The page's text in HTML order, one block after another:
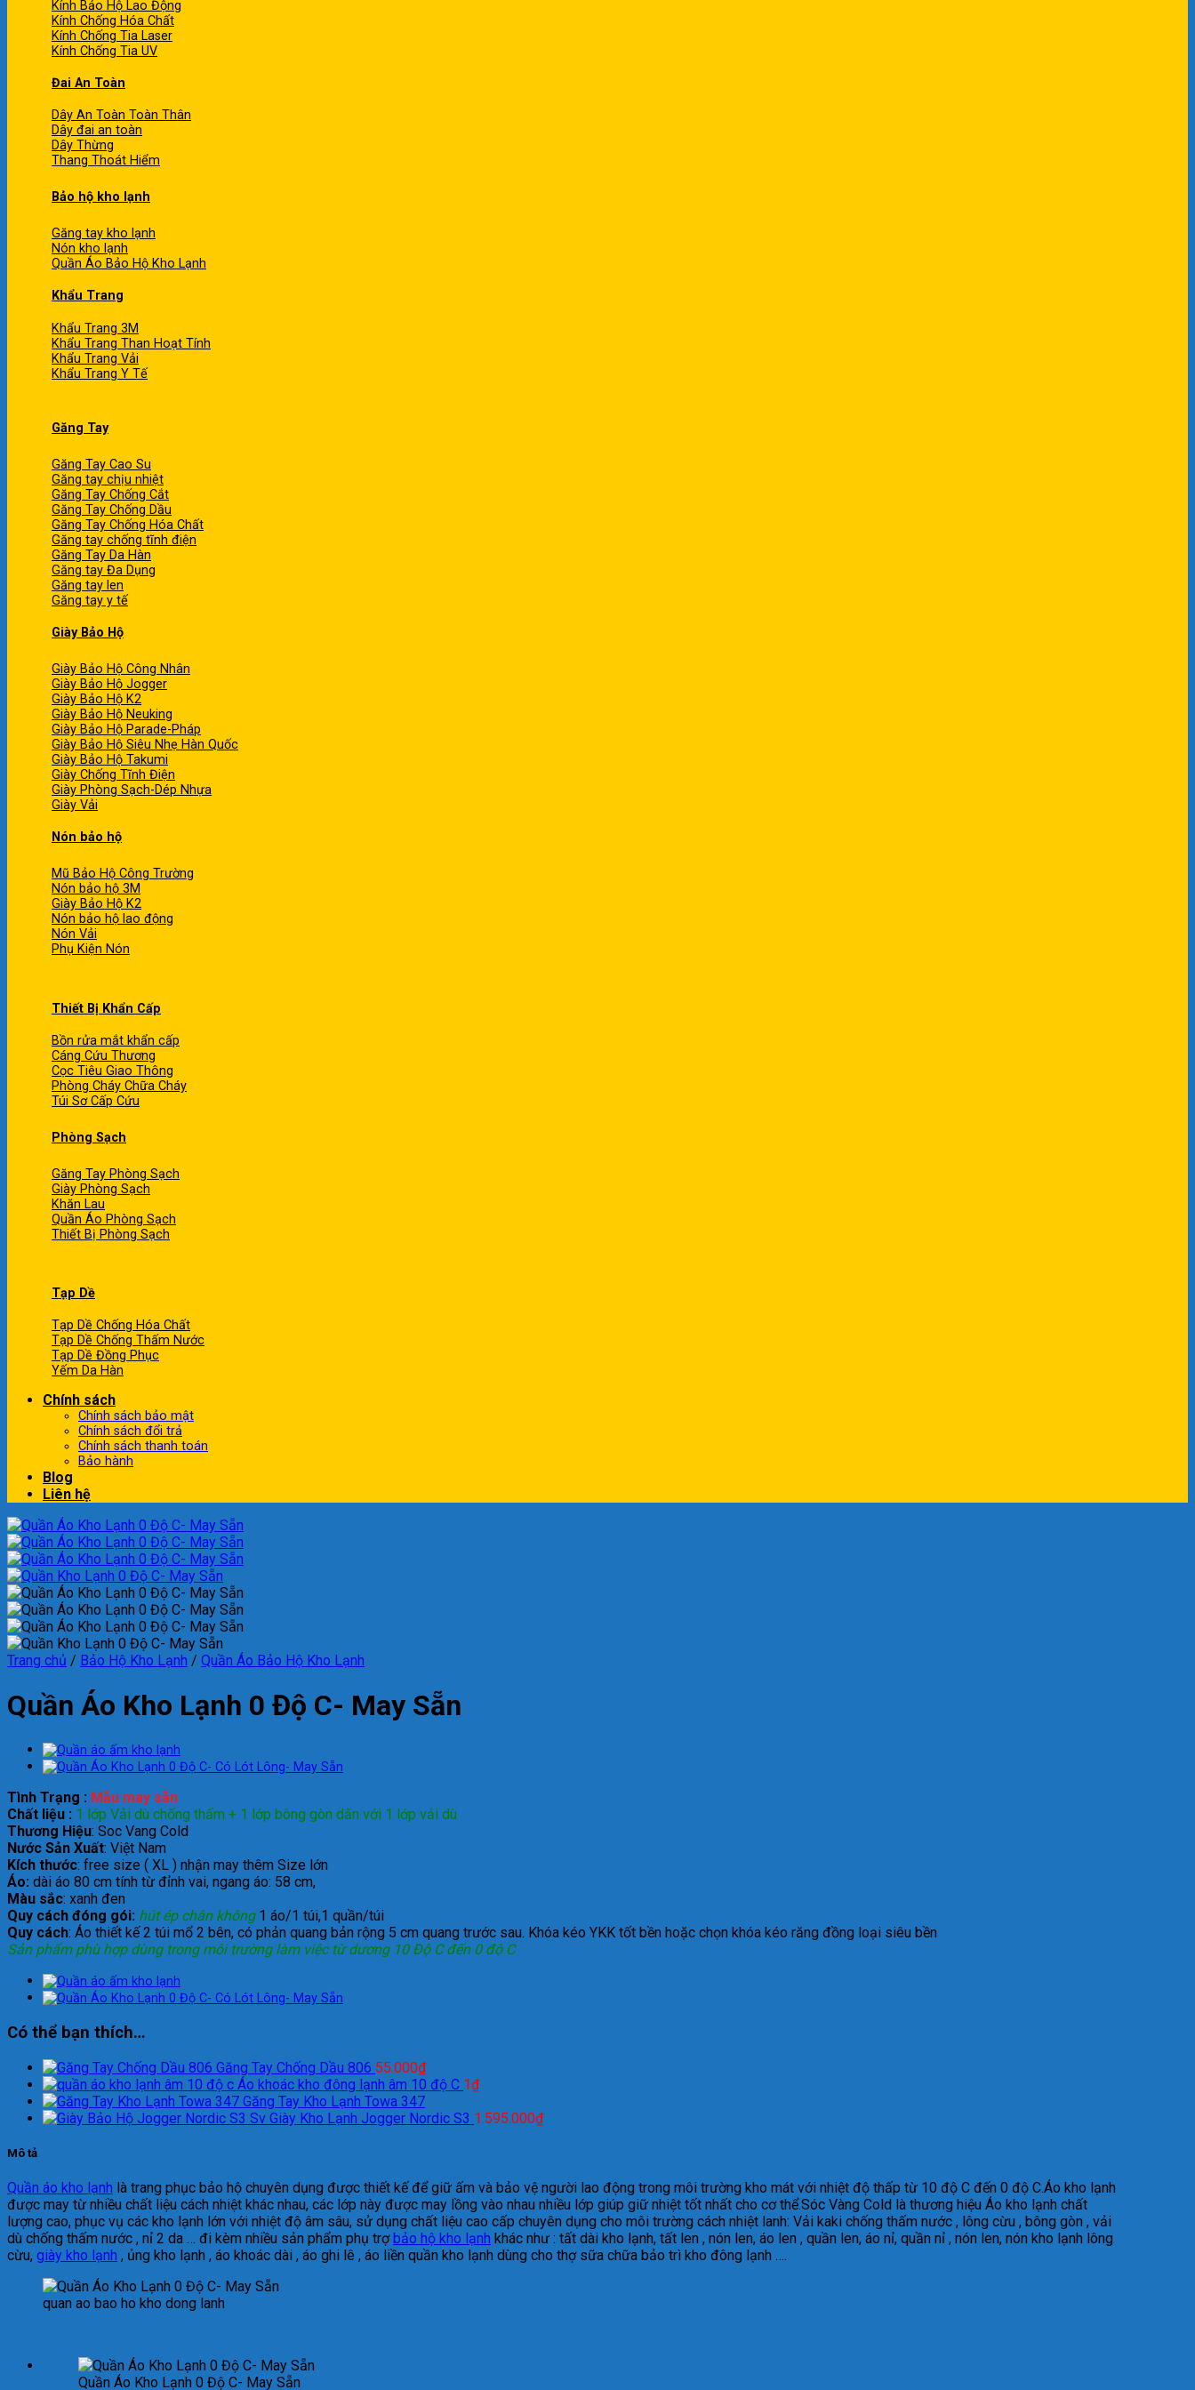
Kính Bảo Hộ Lao Động
Kính Chống Hóa Chất
Kính Chống Tia Laser
Kính Chống Tia UV
Đai An Toàn
Dây An Toàn Toàn Thân
Dây đai an toàn
Dây Thừng
Thang Thoát Hiểm
Bảo hộ kho lạnh
Găng tay kho lạnh
Nón kho lạnh
Quần Áo Bảo Hộ Kho Lạnh
Khẩu Trang
Khẩu Trang 3M
Khẩu Trang Than Hoạt Tính
Khẩu Trang Vải
Khẩu Trang Y Tế
Găng Tay
Găng Tay Cao Su
Găng tay chịu nhiệt
Găng Tay Chống Cắt
Găng Tay Chống Dầu
Găng Tay Chống Hóa Chất
Găng tay chống tĩnh điện
Găng Tay Da Hàn
Găng tay Đa Dụng
Găng tay len
Găng tay y tế
Giày Bảo Hộ
Giày Bảo Hộ Công Nhân
Giày Bảo Hộ Jogger
Giày Bảo Hộ K2
Giày Bảo Hộ Neuking
Giày Bảo Hộ Parade-Pháp
Giày Bảo Hộ Siêu Nhẹ Hàn Quốc
Giày Bảo Hộ Takumi
Giày Chống Tĩnh Điện
Giày Phòng Sạch-Dép Nhựa
Giày Vải
Nón bảo hộ
Mũ Bảo Hộ Công Trường
Nón bảo hộ 3M
Giày Bảo Hộ K2
Nón bảo hộ lao động
Nón Vải
Phụ Kiện Nón
Thiết Bị Khẩn Cấp
Bồn rửa mắt khẩn cấp
Cáng Cứu Thương
Cọc Tiêu Giao Thông
Phòng Cháy Chữa Cháy
Túi Sơ Cấp Cứu
Phòng Sạch
Găng Tay Phòng Sạch
Giày Phòng Sạch
Khăn Lau
Quần Áo Phòng Sạch
Thiết Bị Phòng Sạch
Tạp Dề
Tạp Dề Chống Hóa Chất
Tạp Dề Chống Thấm Nước
Tạp Dề Đồng Phục
Yếm Da Hàn
Chính sách
Chính sách bảo mật
Chính sách đổi trả
Chính sách thanh toán
Bảo hành
Blog
Liên hệ
Trang chủ / Bảo Hộ Kho Lạnh / Quần Áo Bảo Hộ Kho Lạnh
Quần Áo Kho Lạnh 0 Độ C- May Sẵn
Tình Trạng : Mẫu may sẵn
Chất liệu : 1 lớp Vải dù chống thấm + 1 lớp bông gòn dằn với 1 lớp vải dù
Thương Hiệu: Soc Vang Cold
Nước Sản Xuất: Việt Nam
Kích thước: free size ( XL ) nhận may thêm Size lớn
Áo: dài áo 80 cm tính từ đỉnh vai, ngang áo: 58 cm,
Màu sắc: xanh đen
Quy cách đóng gói: hút ép chân không1 áo/1 túi,1 quần/túi
Quy cách: Áo thiết kế 2 túi mổ 2 bên, có phản quang bản rộng 5 cm quang trước sau. Khóa kéo YKK tốt bền hoặc chọn khóa kéo răng đồng loại siêu bền
Sản phẩm phù hợp dùng trong môi trường làm việc từ dương 10 Độ C đến 0 độ C
Có thể bạn thích…
Găng Tay Chống Dầu 806 55.000₫
Áo khoác kho đông lạnh âm 10 độ C 1₫
Găng Tay Kho Lạnh Towa 347
Giày Kho Lạnh Jogger Nordic S3 1.595.000₫
Mô tả
Quần áo kho lạnh là trang phục bảo hộ chuyên dụng được thiết kế để giữ ấm và bảo vệ người lao động trong môi trường kho mát với nhiệt độ thấp từ 10 độ C đến 0 độ C.Áo kho lạnh
được may từ nhiều chất liệu cách nhiệt khác nhau, các lớp này được may lồng vào nhau nhiều lớp giúp giữ nhiệt tốt nhất cho cơ thể.Sóc Vàng Cold là thương hiệu Áo kho lạnh chất
lượng cao, phục vụ các kho lạnh lớn với nhiệt độ âm sâu, sử dụng chất liệu cao cấp chuyên dụng cho môi trường cách nhiệt lanh: Vải kaki chống thấm nước , lông cừu , bông gòn , vải
dù chống thấm nước , nỉ 2 da … đi kèm nhiều sản phẩm phụ trợbảo hộ kho lạnh khác như : tất dài kho lạnh, tất len , nón len, áo len , quần len, áo nỉ, quần nỉ , nón len, nón kho lạnh lông
cừu, giày kho lạnh , ủng kho lạnh , áo khoác dài , áo ghi lê , áo liền quần kho lạnh dùng cho thợ sữa chữa bảo trì kho đông lạnh ….
quan ao bao ho kho dong lanh
Quần Áo Kho Lạnh 0 Độ C- May Sẵn